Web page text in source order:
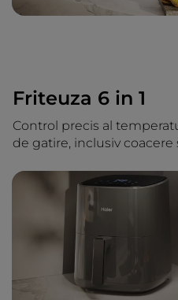
Friteuza 6 in 1
Control precis al
de gatire, inclusiv coacere